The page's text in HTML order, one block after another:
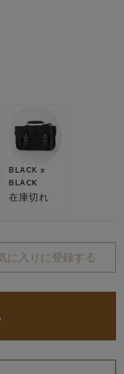
BLACK x
BLACK
在庫切れ
に入りに登録する